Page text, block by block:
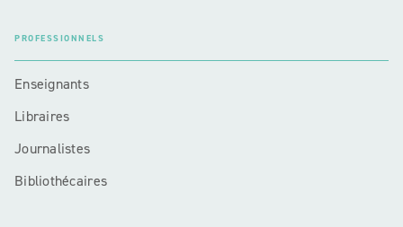
PROFESSIONNELS
Enseignants
Libraires
Journalistes
Bibliothécaires